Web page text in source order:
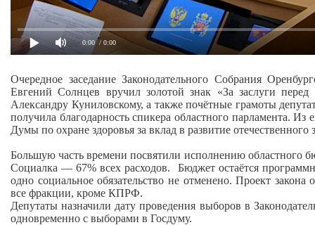
0:00 / 0:00
Очередное заседание Законодательного Собрания
Евгений Солнцев вручил золотой знак «За заслуги перед
Александру Куниловскому, а также почётные грамоты
получила благодарность спикера областного парламента. Из
Думы по охране здоровья за вклад в развитие
Большую часть времени посвятили исполнению областного
Социалка — 67% всех расходов. Бюджет остаётся
одно социальное обязательство не отменено. Проект
все фракции, кроме КПРФ.
Депутаты назначили дату проведения выборов в
одновременно с выборами в Госдуму.